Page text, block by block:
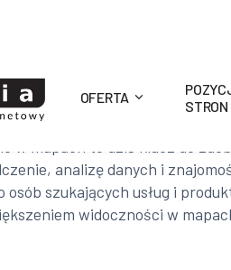
OFERTA
STRON
w mapach to dziś klucz do
analizę danych i
osób szukających usług i
widoczności w